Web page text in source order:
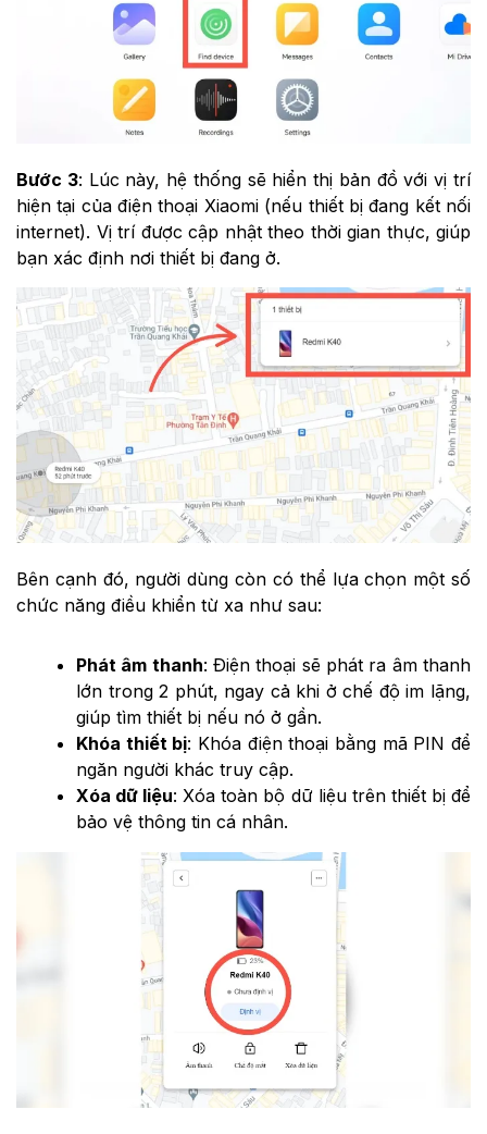
Bước 3: Lúc này, hệ thống sẽ hiển thị bản đồ với vị trí
hiện tại của điện thoại Xiaomi (nếu thiết bị đang kết nối
internet). Vị trí được cập nhật theo thời gian thực, giúp
bạn xác định nơi thiết bị đang ở.
Bên cạnh đó, người dùng còn có thể lựa chọn một số
chức năng điều khiển từ xa như sau:
Phát âm thanh: Điện thoại sẽ phát ra âm thanh
lớn trong 2 phút, ngay cả khi ở chế độ im lặng,
giúp tìm thiết bị nếu nó ở gần.
Khóa thiết bị: Khóa điện thoại bằng mã PIN để
ngăn người khác truy cập.
Xóa dữ liệu: Xóa toàn bộ dữ liệu trên thiết bị để
bảo vệ thông tin cá nhân.